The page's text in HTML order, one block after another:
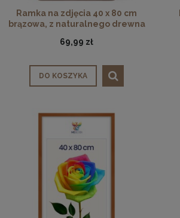
Ramka na zdjęcia 40 x 80 cm
brązowa, z naturalnego drewna
69,99 zł
DO KOSZYKA